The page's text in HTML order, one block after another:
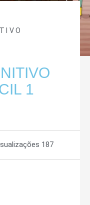
1
187